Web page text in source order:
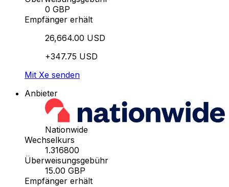
0 GBP
Empfänger erhält
26,664.00 USD
+347.75 USD
Mit Xe senden
Anbieter
Nationwide
Wechselkurs
1.316800
Überweisungsgebühr
15.00 GBP
Empfänger erhält